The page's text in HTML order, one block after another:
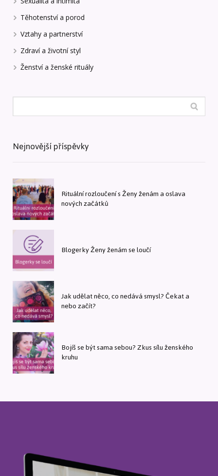
Těhotenství a porod
Vztahy a partnerství
Zdraví a životní styl
Ženství a ženské rituály
Nejnovější příspěvky
Rituální rozloučení s Ženy ženám a oslava
nových začátků
Blogerky Ženy ženám se loučí
Jak udělat něco, co nedává smysl? Čekat a
nebo začít?
Bojíš se být sama sebou? Zkus sílu ženského
kruhu